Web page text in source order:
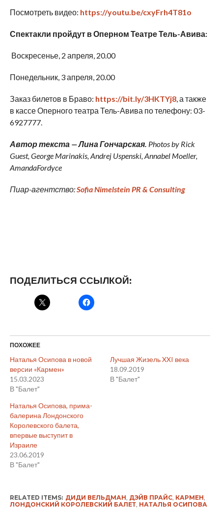
Посмотреть видео: https://youtu.be/cxyFrh4T81o
Спектакли пройдут в Оперном Театре Тель-Авива:
Воскресенье, 2 апреля, 20.00
Понедельник, 3 апреля, 20.00
Заказ билетов в Браво: https://bit.ly/3HKTYj8, а также
в кассе Оперного театра Тель-Авива по телефону: 03-
6927777.
Автор текста — Лина Гончарская. Photos by Rick
Guest, George Marinakis, Andrej Uspenski, Annabel Moeller,
AmandaFordyce
Пиар-агентство:Sofia Nimelstein PR & Consulting
ПОДЕЛИТЬСЯ ССЫЛКОЙ:
ПОХОЖЕЕ
Наталья Осипова в новой
версии «Кармен»
15.03.2023
В "Балет"
Лучшая Жизель XXI века
18.09.2019
В "Балет"
Наталья Осипова, прима-
балерина Лондонского
Королевского балета,
впервые выступит в
Израиле
23.06.2019
В "Балет"
RELATED ITEMS: ДИДИ ВЕЛЬДМАН, ДЭЙВ ПРАЙС, КАРМЕН,
ЛОНДОНСКИЙ КОРОЛЕВСКИЙ БАЛЕТ, НАТАЛЬЯ ОСИПОВА